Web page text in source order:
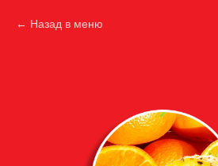
Назад в меню